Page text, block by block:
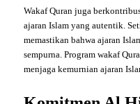
Wakaf Quran juga
ajaran Islam yang autentik.
memastikan bahwa ajaran
sempurna. Program wakaf
menjaga kemurnian ajaran